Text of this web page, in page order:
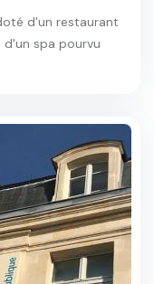
d'un restaurant
spa pourvu